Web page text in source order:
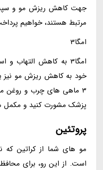
جهت کاهش ریزش مو و
مرتبط هستند، خواهیم
امگا3
امگا3 به کاهش
خود به کاهش ریزش مو نیز
3 ماهی های چرب و روغن
پزشک مشورت کنید و مکمل های امگا
پروتئین
مو های شما از کراتین که
است. از این رو، برای